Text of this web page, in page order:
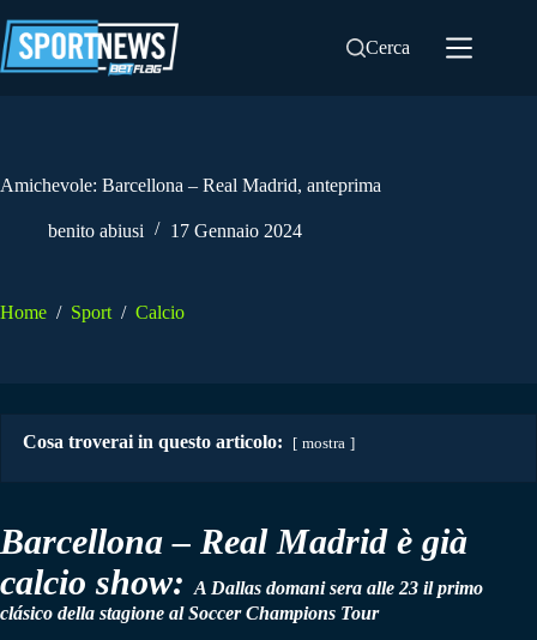
al
contenuto
Cerca
Amichevole: Barcellona – Real Madrid, anteprima
benito abiusi 17 Gennaio 2024
Home / Sport / Calcio
Cosa troverai in questo articolo: mostra
Barcellona – Real Madrid è già
calcio show: A Dallas domani sera alle 23 il primo
clásico della stagione al Soccer Champions Tour